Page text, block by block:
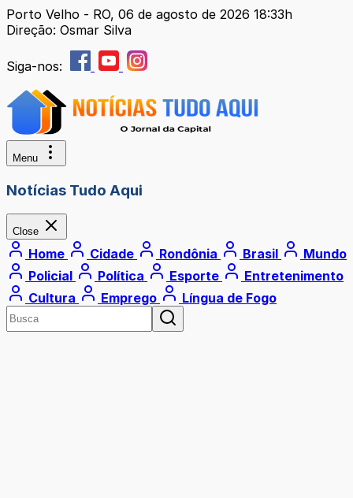
Porto Velho - RO, 06 de agosto de 2026 18:33h
Direção: Osmar Silva
Siga-nos:
Menu
Notícias Tudo Aqui
Close
Home Cidade Rondônia Brasil
Mundo
Policial
Política Esporte
Entretenimento
Cultura
Emprego Língua de Fogo